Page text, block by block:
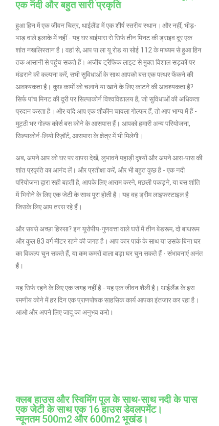
एक नदी और बहुत सारी प्रकृति
हुआ हिन में एक जीवन चित्र, थाईलैंड में एक शीर्ष स्तरीय स्थान। और नहीं, भीड़-
भाड़ वाले इलाके में नहीं - यह घर बाईपास से सिर्फ तीन मिनट की ड्राइव दूर एक
शांत नखलिस्तान है। वहां से, आप पा ला यू रोड या सोई 112 के माध्यम से हुआ हिन
तक आसानी से पहुंच सकते हैं। अजीब ट्रैफिक लाइट से मुक्त विशाल सड़कों पर
मंडराने की कल्पना करें, सभी सुविधाओं के साथ आपको बस एक पत्थर फेंकने की
आवश्यकता है। कुछ कामों को चलाने या खाने के लिए काटने की आवश्यकता है?
सिर्फ पांच मिनट की दूरी पर सिल्पाकोर्न विश्वविद्यालय है, जो सुविधाओं की अधिकता
प्रदान करता है। और यदि आप एक शौकीन चावला गोल्फर हैं, तो आप भाग्य में हैं -
मुट्ठी भर गोल्फ कोर्स बस कोने के आसपास हैं। आपको हमारी अन्य परियोजना,
सिल्पाकोर्न-लियो रिज़ॉर्ट, आसपास के क्षेत्र में भी मिलेगी।
अब, अपने आप को घर पर वापस देखें, लुभावने पहाड़ी दृश्यों और अपने आस-पास की
शांत प्रकृति का आनंद लें। और प्रतीक्षा करें, और भी बहुत कुछ है - एक नदी
परियोजना द्वारा सही बहती है, आपके लिए आराम करने, मछली पकड़ने, या बस शांति
में भिगोने के लिए एक जेटी के साथ पूरा होती है। यह वह ड्रीम लाइफस्टाइल है
जिसके लिए आप तरस रहे हैं।
और सबसे अच्छा हिस्सा? इन यूरोपीय-गुणवत्ता वाले घरों में तीन बेडरूम, दो बाथरूम
और कुल 83 वर्ग मीटर रहने की जगह है। आप कार पार्क के साथ या उसके बिना घर
का विकल्प चुन सकते हैं, या कम कमरों वाला बड़ा घर चुन सकते हैं - संभावनाएं अनंत
हैं।
यह सिर्फ रहने के लिए एक जगह नहीं है - यह एक जीवन शैली है। थाईलैंड के इस
रमणीय कोने में हर दिन एक प्राणपोषक साहसिक कार्य आपका इंतजार कर रहा है।
आओ और अपने लिए जादू का अनुभव करो।
क्लब हाउस और स्विमिंग पूल के साथ-साथ नदी के पास
एक जेटी के साथ एक 16 हाउस डेवलपमेंट।
न्यूनतम 500m2 और 600m2 भूखंड।